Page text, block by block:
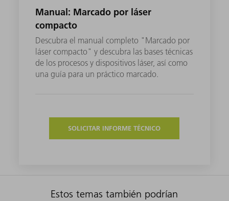
Manual: Marcado por láser
compacto
Descubra el manual completo "Marcado por
láser compacto" y descubra las bases técnicas
de los procesos y dispositivos láser, así como
una guía para un práctico marcado.
SOLICITAR INFORME TÉCNICO
Estos temas también podrían